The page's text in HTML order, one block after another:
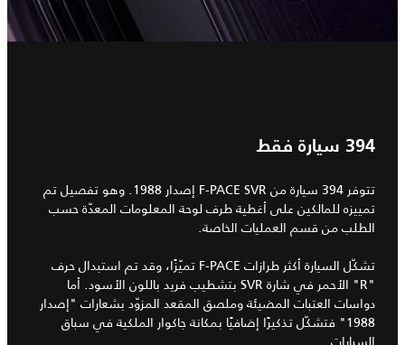
394 سيارة فقط
تتوفر 394 سيارة من F-PACE SVR إصدار 1988. وهو تفصيل تم
تمييزه للمالكين على أغطية طرف لوحة المعلومات المعدّة حسب
الطلب من قسم العمليات الخاصة.
تشكّل السيارة أكثر طرازات F-PACE تميّزًا، وقد تم استبدال حرف
"R" الأحمر في شارة SVR بتشطيب فريد باللون الأسود. أما
دواسات العتبات المضيئة وملصق المقعد المزوّد بشعارات "إصدار
1988" فتشكّل تذكيرًا إضافيًا بمكانة جاكوار الملكية في سباق